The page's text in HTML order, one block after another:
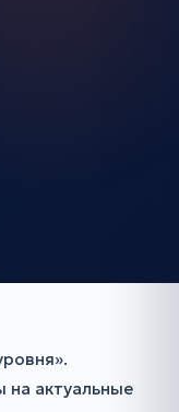
на актуальные